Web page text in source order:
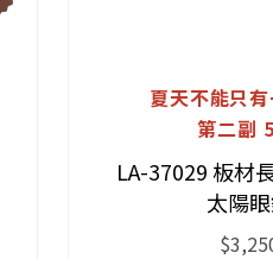
夏天不能只
第二副
LA-37029 板材
太陽